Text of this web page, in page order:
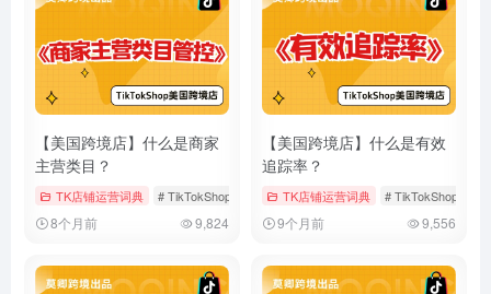
【美国跨境店】什么是商家
主营类目？
TK店铺运营词典 # TikTokShop # 主营类目 # 多主营类目
8个月前 9,824
【美国跨境店】什么是有效
追踪率？
TK店铺运营词典 # TikTokShop
9个月前 9,556